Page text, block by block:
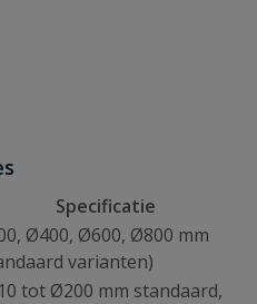
Specificatie
Ø400, Ø600, Ø800 mm
varianten)
tot Ø200 mm standaard,